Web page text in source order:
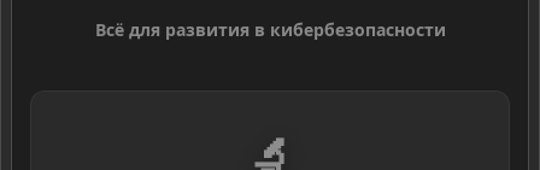
Всё для развития в кибербезопасности